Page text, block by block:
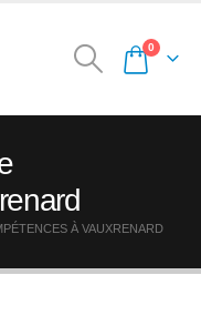
0
À VAUXRENARD